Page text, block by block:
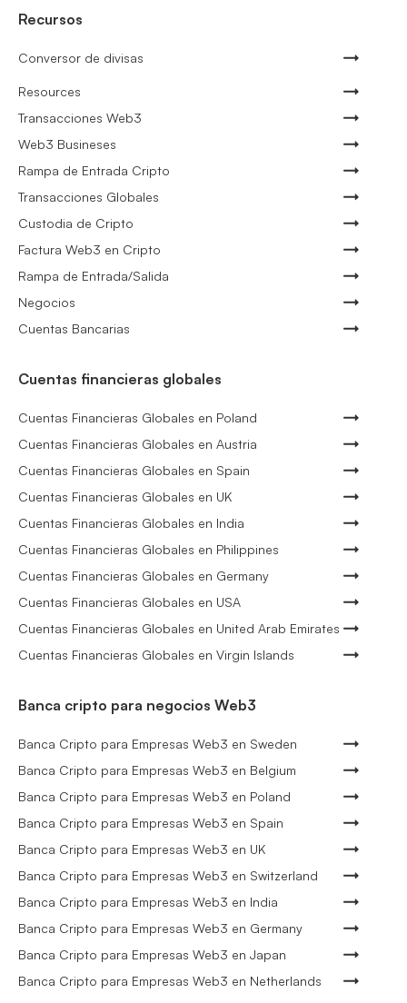
Recursos
Conversor de divisas
Resources
Transacciones Web3
Web3 Busineses
Rampa de Entrada Cripto
Transacciones Globales
Custodia de Cripto
Factura Web3 en Cripto
Rampa de Entrada/Salida
Negocios
Cuentas Bancarias
Cuentas financieras globales
Cuentas Financieras Globales en Poland
Cuentas Financieras Globales en Austria
Cuentas Financieras Globales en Spain
Cuentas Financieras Globales en UK
Cuentas Financieras Globales en India
Cuentas Financieras Globales en Philippines
Cuentas Financieras Globales en Germany
Cuentas Financieras Globales en USA
Cuentas Financieras Globales en United Arab Emirates
Cuentas Financieras Globales en Virgin Islands
Banca cripto para negocios Web3
Banca Cripto para Empresas Web3 en Sweden
Banca Cripto para Empresas Web3 en Belgium
Banca Cripto para Empresas Web3 en Poland
Banca Cripto para Empresas Web3 en Spain
Banca Cripto para Empresas Web3 en UK
Banca Cripto para Empresas Web3 en Switzerland
Banca Cripto para Empresas Web3 en India
Banca Cripto para Empresas Web3 en Germany
Banca Cripto para Empresas Web3 en Japan
Banca Cripto para Empresas Web3 en Netherlands